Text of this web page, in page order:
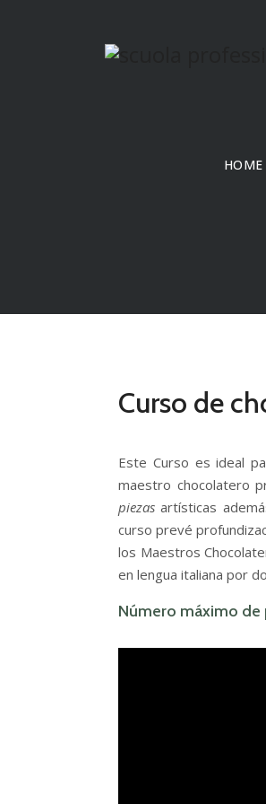
HOME
Curso de
Este Curso es ideal
maestro chocolatero
piezas artísticas
curso prevé
los Maestros
en lengua italiana por
Número máximo de